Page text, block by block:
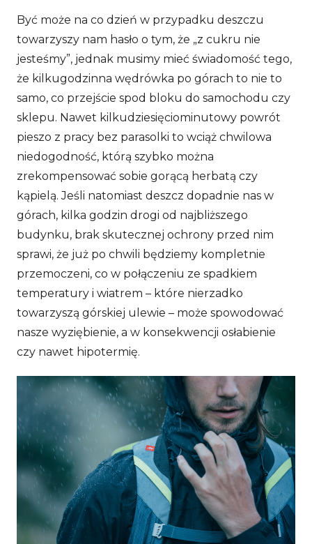
Być może na co dzień w przypadku deszczu
towarzyszy nam hasło o tym, że „z cukru nie
jesteśmy”, jednak musimy mieć świadomość tego,
że kilkugodzinna wędrówka po górach to nie to
samo, co przejście spod bloku do samochodu czy
sklepu. Nawet kilkudziesięciominutowy powrót
pieszo z pracy bez parasolki to wciąż chwilowa
niedogodność, którą szybko można
zrekompensować sobie gorącą herbatą czy
kąpielą. Jeśli natomiast deszcz dopadnie nas w
górach, kilka godzin drogi od najbliższego
budynku, brak skutecznej ochrony przed nim
sprawi, że już po chwili będziemy kompletnie
przemoczeni, co w połączeniu ze spadkiem
temperatury i wiatrem – które nierzadko
towarzyszą górskiej ulewie – może spowodować
nasze wyziębienie, a w konsekwencji osłabienie
czy nawet hipotermię.